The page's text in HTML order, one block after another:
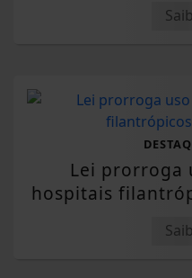
Lei prorroga
hospitais